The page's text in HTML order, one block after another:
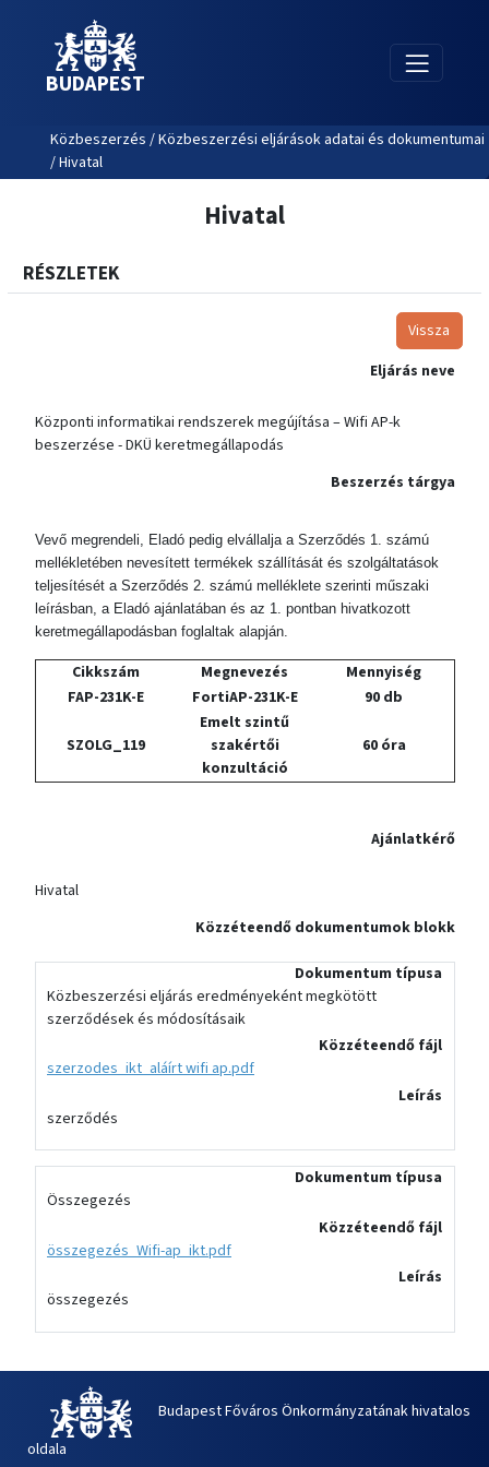
BUDAPEST
Közbeszerzés / Közbeszerzési eljárások adatai és dokumentumai
/ Hivatal
Hivatal
RÉSZLETEK
Vissza
Eljárás neve
Központi informatikai rendszerek megújítása – Wifi AP-k
beszerzése - DKÜ keretmegállapodás
Beszerzés tárgya
Vevő megrendeli, Eladó pedig elvállalja a Szerződés 1. számú
mellékletében nevesített termékek szállítását és szolgáltatások
teljesítését a Szerződés 2. számú melléklete szerinti műszaki
leírásban, a Eladó ajánlatában és az 1. pontban hivatkozott
keretmegállapodásban foglaltak alapján.
Cikkszám Megnevezés
Mennyiség
FAP-231K-E
FortiAP-231K-E 90 db
SZOLG_119
Emelt szintű
szakértői
konzultáció
60 óra
Ajánlatkérő
Hivatal
Közzéteendő dokumentumok blokk
Dokumentum típusa
Közbeszerzési eljárás eredményeként megkötött
szerződések és módosításaik
Közzéteendő fájl
szerzodes_ikt_aláírt wifi ap.pdf
Leírás
szerződés
Dokumentum típusa
Összegezés
Közzéteendő fájl
összegezés_Wifi-ap_ikt.pdf
Leírás
összegezés
Budapest Főváros Önkormányzatának hivatalos
oldala